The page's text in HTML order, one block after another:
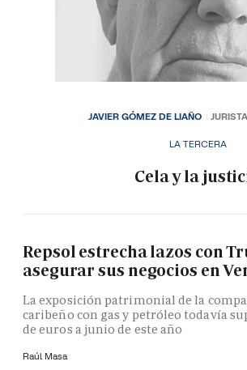
LA TERCERA
Cela y la
JAVIER GÓMEZ DE LIAÑO
Repsol estrecha lazos con
asegurar sus negocios en
La exposición patrimonial de la
caribeño con gas y petróleo todavía
de euros a junio de este año
Raúl Masa